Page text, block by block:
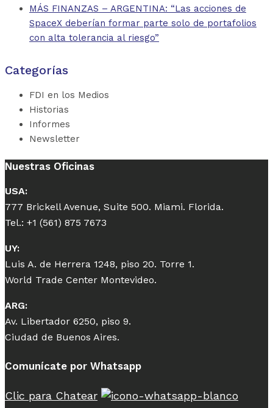
MÁS FINANZAS – ARGENTINA: “Las acciones de
SpaceX deberían formar parte solo de portafolios
con alta tolerancia al riesgo”
Categorías
FDI en los Medios
Historias
Informes
Newsletter
Nuestras Oficinas
USA:
777 Brickell Avenue, Suite 500. Miami. Florida.
Tel.: +1 (561) 875 7673
UY:
Luis A. de Herrera 1248, piso 20. Torre 1.
World Trade Center Montevideo.
ARG:
Av. Libertador 6250, piso 9.
Ciudad de Buenos Aires.
Comunícate por Whatsapp
Clic para Chatear